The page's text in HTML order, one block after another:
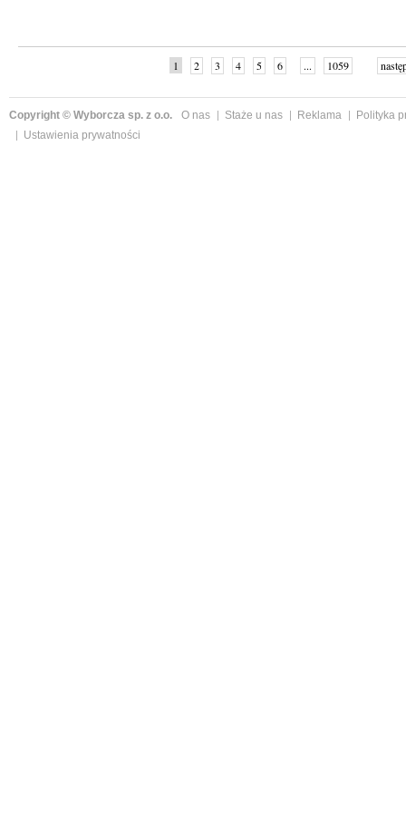
1 2 3 4 5 6 ... 1059
Copyright © Wyborcza sp. z o.o. O nas Staże u nas Reklama
Polityka
Ustawienia prywatności